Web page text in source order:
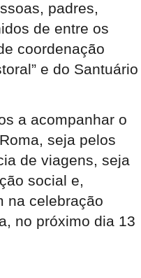
padres,
de entre os
coordenação
e do Santuário
a acompanhar o
seja pelos
de viagens, seja
social e,
na celebração
no próximo dia 13